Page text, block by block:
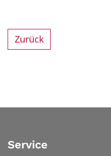
Zurück
Service